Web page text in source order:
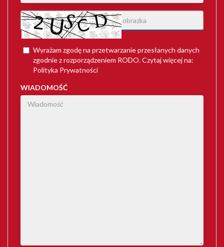
Wyrażam zgodę na przetwarzanie przesłanych danych
zgodnie z rozporządzeniem RODO. Czytaj więcej na:
Polityka Prywatności
WIADOMOŚĆ